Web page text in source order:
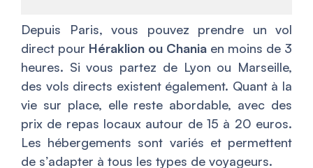
Depuis Paris, vous pouvez prendre un vol
direct pour Héraklion ou Chania en moins de 3
heures. Si vous partez de Lyon ou Marseille,
des vols directs existent également. Quant à la
vie sur place, elle reste abordable, avec des
prix de repas locaux autour de 15 à 20 euros.
Les hébergements sont variés et permettent
de s’adapter à tous les types de voyageurs.